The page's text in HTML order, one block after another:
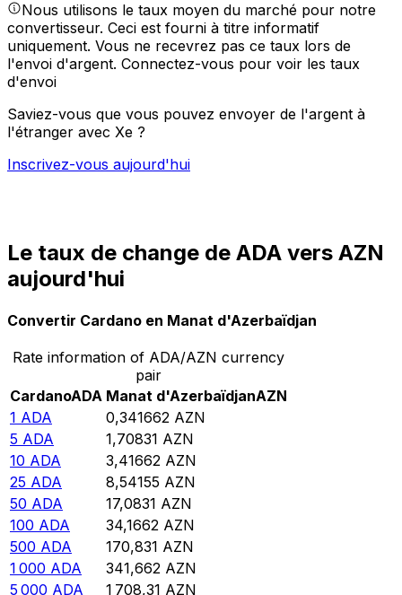
Nous utilisons le taux moyen du marché pour notre
convertisseur. Ceci est fourni à titre informatif
uniquement. Vous ne recevrez pas ce taux lors de
l'envoi d'argent. Connectez-vous pour voir les taux
d'envoi
Saviez-vous que vous pouvez envoyer de l'argent à
l'étranger avec Xe ?
Inscrivez-vous aujourd'hui
Le taux de change de ADA vers AZN
aujourd'hui
Convertir Cardano en Manat d'Azerbaïdjan
Rate information of ADA/AZN currency
pair
CardanoADA Manat d'AzerbaïdjanAZN
1 ADA 0,341662 AZN
5 ADA 1,70831 AZN
10 ADA 3,41662 AZN
25 ADA 8,54155 AZN
50 ADA 17,0831 AZN
100 ADA 34,1662 AZN
500 ADA 170,831 AZN
1 000 ADA 341,662 AZN
5 000 ADA 1 708,31 AZN